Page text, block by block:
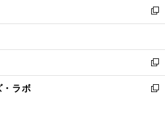
く
で
開
ド
ウ
開
く
ィ
ン
ウ
で
開
く
い
ウ
ン
ド
ウ
で
新
し
ウ
ィ
ン
ド
新
し
い
・ラボ
新